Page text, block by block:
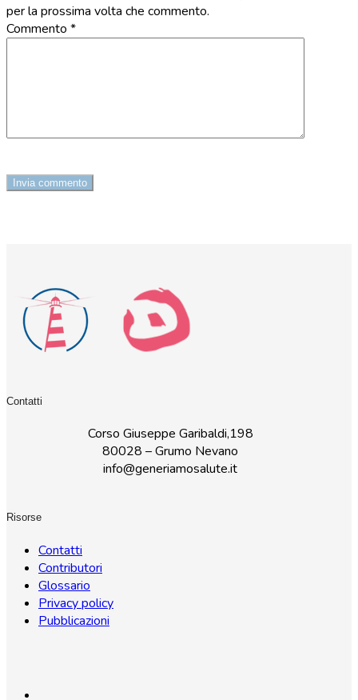
per la prossima volta che commento.
Commento *
Contatti
Corso Giuseppe Garibaldi,198
80028 – Grumo Nevano
info@generiamosalute.it
Risorse
Contatti
Contributori
Glossario
Privacy policy
Pubblicazioni